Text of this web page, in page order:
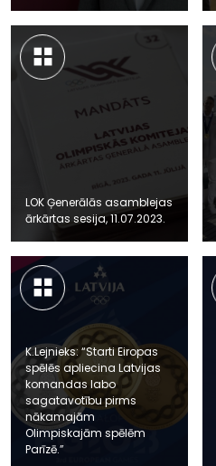
LOK Ģenerālās asamblejas
ārkārtas sesija, 11.07.2023.
K.Lejnieks: “Starti Eiropas
spēlēs apliecina Latvijas
komandas labo
sagatavotību pirms
nākamajām
Olimpiskajām spēlēm
Parīzē.”